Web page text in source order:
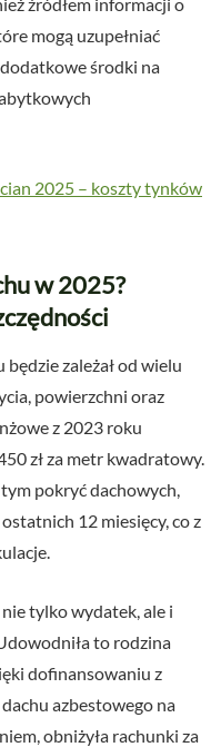
mogą uzupełniać
środki na
2025 – koszty tynków
w 2025?
zależał od wielu
powierzchni oraz
z 2023 roku
zł za metr kwadratowy.
pokryć dachowych,
12 miesięcy, co z
tylko wydatek, ale i
to rodzina
dofinansowaniu z
azbestowego na
obniżyła rachunki za